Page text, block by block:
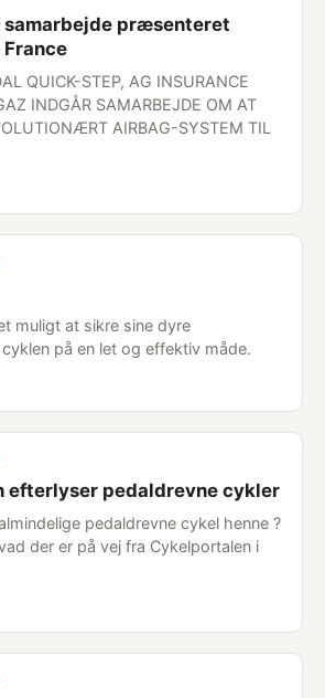
præsenteret
France
QUICK-STEP, AG INSURANCE
INDGÅR SAMARBEJDE OM AT
AIRBAG-SYSTEM TIL
muligt at sikre sine dyre
på en let og effektiv måde.
efterlyser pedaldrevne cykler
pedaldrevne cykel henne ?
der er på vej fra Cykelportalen i